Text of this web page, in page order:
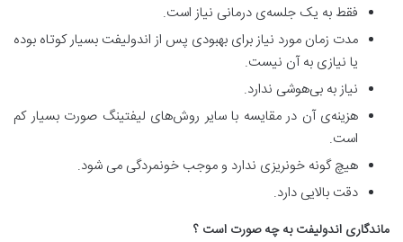
فقط به یک جلسه‌ی درمانی نیاز است.
مدت زمان مورد نياز برای بهبودی پس از اندوليفت بسیار کوتاه بوده
یا نیازی به آن نیست.
نیاز به بی‌هوشی ندارد.
هزینه‌ی آن در مقايسه با سایر روش‌های لیفتینگ صورت بسيار كم
است.
هيچ گونه خونریزی ندارد و موجب خونمردگی می شود.
دقت بالايی دارد.
ماندگاری اندوليفت به چه صورت است ؟